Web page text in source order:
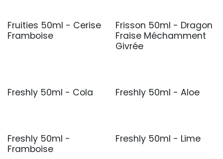
Nouveau !
Fruities 50ml - Cerise
Framboise
Frisson 50ml - Dragon
Fraise Méchamment
Givrée
Nouveau !
Freshly 50ml - Cola Nouveau !
Freshly 50ml - Aloe
Nouveau !
Freshly 50ml -
Framboise
Nouveau !
Freshly 50ml - Lime